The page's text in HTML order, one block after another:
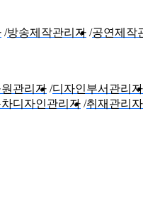
방송제작관리자 공연제작
관리자 디자인부서관리자
디자인관리자 취재관리자